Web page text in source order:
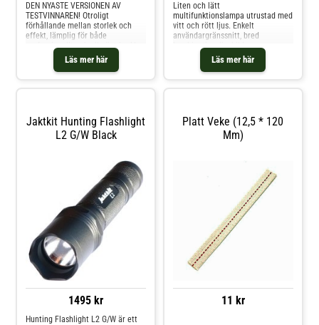
Läs mer här
DEN NYASTE VERSIONEN AV
TESTVINNAREN! Otroligt
förhållande mellan storlek och
effekt, lämplig för både
professionellt och allmänt bruk!
Utrustad med 5 driftlägen och
steglöst ljusflöde, deklarerat
maximalt ljusflöde 4600 lm,
Läs mer här
Liten och lätt
multifunktionslampa utrustad med
vitt och rött ljus. Enkelt
användargränssnitt, bred
kombinationsljusbild,
högkvalitativt pannband och lång
drifttid! Deklarerat max. ljusflöde
1250 lm, räckvidd 155 m.
Jaktkit Hunting Flashlight
L2 G/W Black
1495 kr
Hunting Flashlight L2 G/W är ett
Platt Veke (12,5 * 120
Mm)
11 kr